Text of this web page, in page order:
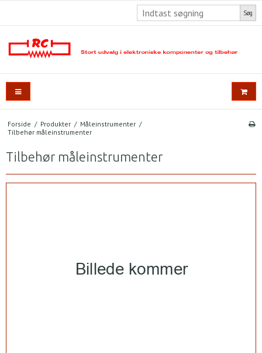
Søg
Forside / Produkter / Måleinstrumenter /
Tilbehør måleinstrumenter
Tilbehør måleinstrumenter